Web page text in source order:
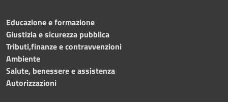
Educazione e formazione
Giustizia e sicurezza pubblica
Tributi,finanze e contravvenzioni
Ambiente
Salute, benessere e assistenza
Autorizzazioni